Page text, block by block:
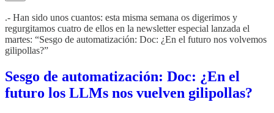
.- Han sido unos cuantos: esta misma semana os digerimos y
regurgitamos cuatro de ellos en la newsletter especial lanzada el
martes: “Sesgo de automatización: Doc: ¿En el futuro nos volvemos
gilipollas?”
Sesgo de automatización: Doc: ¿En el
futuro los LLMs nos vuelven gilipollas?